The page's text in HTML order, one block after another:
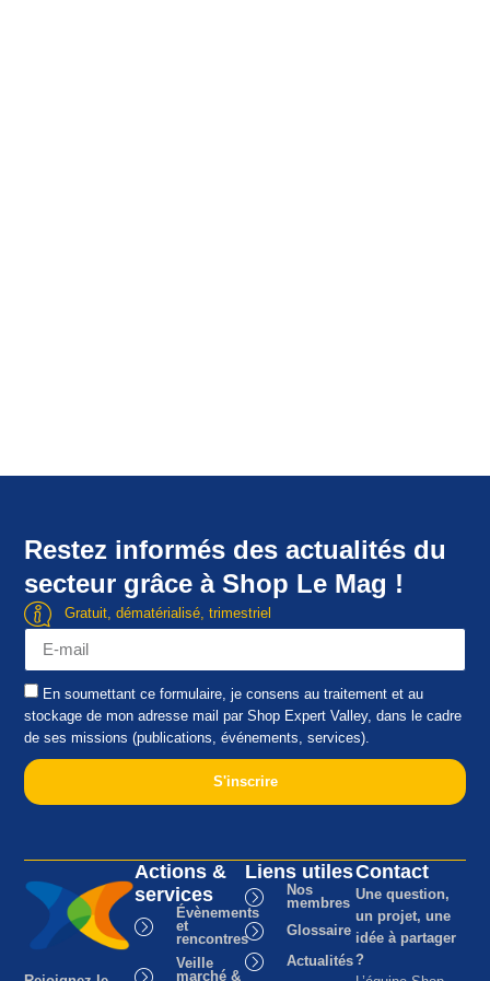
Restez informés des actualités du
secteur grâce à Shop Le Mag !
Gratuit, dématérialisé, trimestriel
En soumettant ce formulaire, je consens au traitement et au
stockage de mon adresse mail par Shop Expert Valley, dans le cadre
de ses missions (publications, événements, services).
S'inscrire
Actions &
services
Évènements
et
rencontres
Veille
marché &
Liens utiles
Nos
membres
Glossaire
Actualités
Contact
Une question,
un projet, une
idée à partager
?